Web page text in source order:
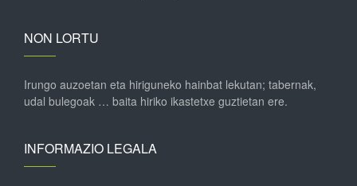
NON LORTU
Irungo auzoetan eta hiriguneko hainbat lekutan; tabernak,
udal bulegoak … baita hiriko ikastetxe guztietan ere.
INFORMAZIO LEGALA